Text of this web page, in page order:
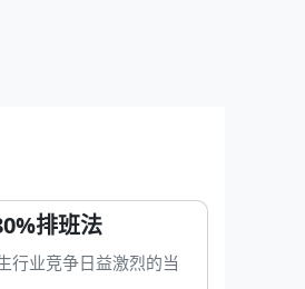
排班法
行业竞争日益激烈的当